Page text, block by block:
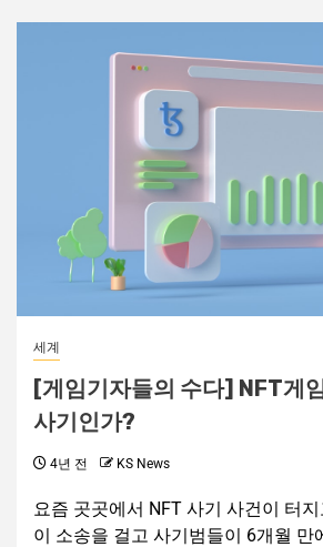
세계
[게임기자들의 수다] NFT게
사기인가?
4년 전 KS News
요즘 곳곳에서 NFT 사기 사건이 터
이 소송을 걸고 사기범들이 6개월 만